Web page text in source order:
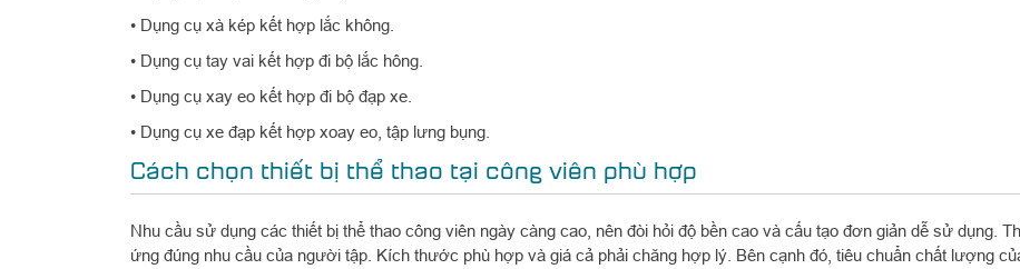
• Dụng cụ xà kép kết hợp lắc không.
• Dụng cụ tay vai kết hợp đi bộ lắc hông.
• Dụng cụ xay eo kết hợp đi bộ đạp xe.
• Dụng cụ xe đạp kết hợp xoay eo, tập lưng bụng.
Cách chọn thiết bị thể thao tại công viên phù hợp
Nhu cầu sử dụng các thiết bị thể thao công viên ngày càng cao, nên đòi hỏi độ bền cao và cấu tạo đơn giản dễ sử dụng.
ứng đúng nhu cầu của người tập. Kích thước phù hợp và giá cả phải chăng hợp lý. Bên cạnh đó, tiêu chuẩn chất lượng